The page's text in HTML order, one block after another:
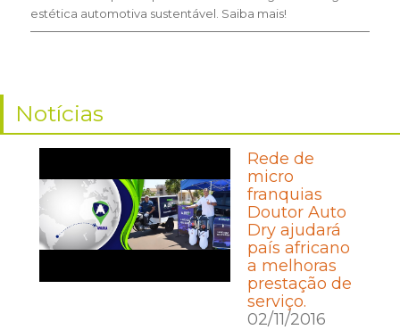
estética automotiva sustentável. Saiba mais!
Notícias
Rede de
micro
franquias
Doutor Auto
Dry ajudará
país africano
a melhoras
prestação de
serviço.
02/11/2016